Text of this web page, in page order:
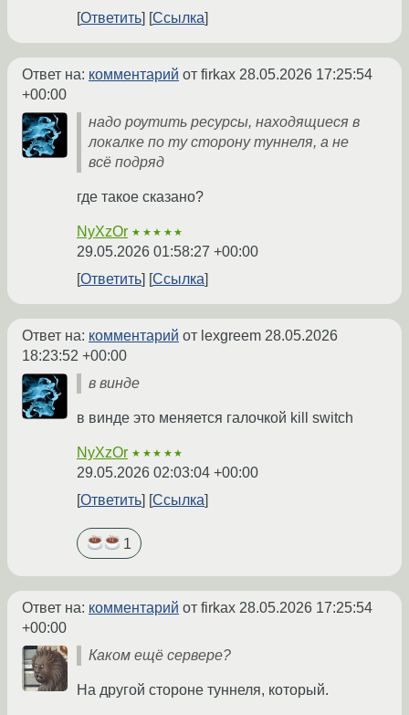
Ответить Ссылка
Ответ на: комментарий от firkax 28.05.2026 17:25:54
+00:00
надо роутить ресурсы, находящиеся в
локалке по ту сторону туннеля, а не
всё подряд
где такое сказано?
NyXzOr ★★★★★
29.05.2026 01:58:27 +00:00
Ответить
Ссылка
Ответ на: комментарий от lexgreem 28.05.2026
18:23:52 +00:00
в винде
в винде это меняется галочкой kill switch
NyXzOr ★★★★★
29.05.2026 02:03:04 +00:00
Ответить
Ссылка
1
Ответ на: комментарий от firkax 28.05.2026 17:25:54
+00:00
Каком ещё сервере?
На другой стороне туннеля, который.